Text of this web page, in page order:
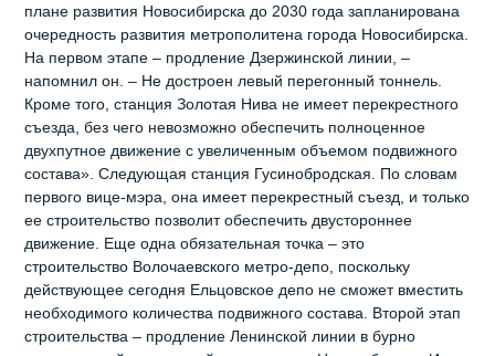
плане развития Новосибирска до 2030 года запланирована
очередность развития метрополитена города Новосибирска.
На первом этапе – продление Дзержинской линии, –
напомнил он. – Не достроен левый перегонный тоннель.
Кроме того, станция Золотая Нива не имеет перекрестного
съезда, без чего невозможно обеспечить полноценное
двухпутное движение с увеличенным объемом подвижного
состава». Следующая станция Гусинобродская. По словам
первого вице-мэра, она имеет перекрестный съезд, и только
ее строительство позволит обеспечить двустороннее
движение. Еще одна обязательная точка – это
строительство Волочаевского метро-депо, поскольку
действующее сегодня Ельцовское депо не сможет вместить
необходимого количества подвижного состава. Второй этап
строительства – продление Ленинской линии в бурно